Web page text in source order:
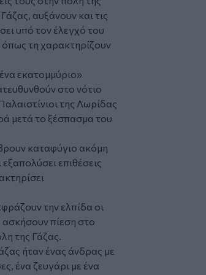
αυξάνουν και τις
υπό τον έλεγχό του
τη χαρακτηρίζουν
εκατομμύριο»
στο νότιο
της Λωρίδας
μετά το ξέσπασμα του
καταφύγιο ακόμη
επιθέσεις
την ελπίδα οι
πίεση στο
της Γάζας.
ήταν ένας άνδρας με
ένα ζευγάρι με ένα